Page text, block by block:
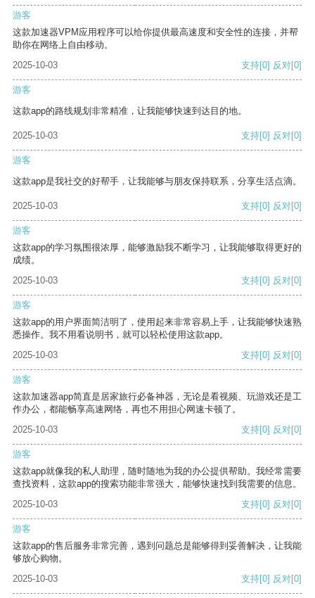
游客
这款加速器VPM应用程序可以给你提供最高速度和安全性的连接，并帮
助你在网络上自由移动。
2025-10-03
支持[0] 反对[0]
游客
这款app的路线规划非常精准，让我能够快速到达目的地。
2025-10-03 支持[0] 反对[0]
游客
这款app是我社交的好帮手，让我能够与朋友保持联系，分享生活点滴。
2025-10-03 支持[0] 反对[0]
游客
这款app的学习氛围很浓厚，能够激励我不断学习，让我能够取得更好的
成绩。
2025-10-03
支持[0] 反对[0]
游客
这款app的用户界面简洁明了，使用起来非常容易上手，让我能够快速熟
悉操作。我不用看说明书，就可以轻松使用这款app。
2025-10-03
支持[0] 反对[0]
游客
这款加速器app简直是居家旅行必备神器，无论是看视频、玩游戏还是工
作办公，都能畅享高速网络，再也不用担心网速卡顿了。
2025-10-03
支持[0] 反对[0]
游客
这款app就像我的私人助理，随时随地为我的办公提供帮助。我经常需要
查找资料，这款app的搜索功能非常强大，能够快速找到我需要的信息。
2025-10-03
支持[0] 反对[0]
游客
这款app的售后服务非常完善，遇到问题总是能够得到妥善解决，让我能
够放心购物。
2025-10-03
支持[0] 反对[0]